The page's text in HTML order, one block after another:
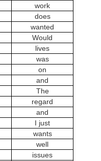
work
does
wanted
Would
lives
was
on
and
The
regard
and
I just
wants
well
issues